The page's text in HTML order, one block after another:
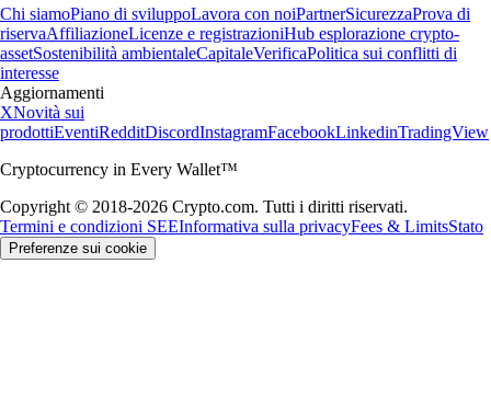
Chi siamoPiano di sviluppoLavora con noiPartnerSicurezzaProva di
riservaAffiliazioneLicenze e registrazioniHub esplorazione crypto-
assetSostenibilità ambientaleCapitaleVerificaPolitica sui conflitti di
interesse
Aggiornamenti
XNovità sui
prodottiEventiRedditDiscordInstagramFacebookLinkedinTradingView
Cryptocurrency in Every Wallet™
Copyright © 2018-2026 Crypto.com. Tutti i diritti riservati.
Termini e condizioni SEEInformativa sulla privacyFees & LimitsStato
Preferenze sui cookie